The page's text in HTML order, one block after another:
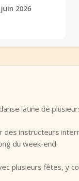
2026
latine de
instructeurs
du week-end.
plusieurs fêtes, y